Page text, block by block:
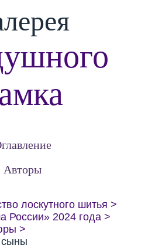
Авторы
лоскутного шитья
России» 2024 года
сыны